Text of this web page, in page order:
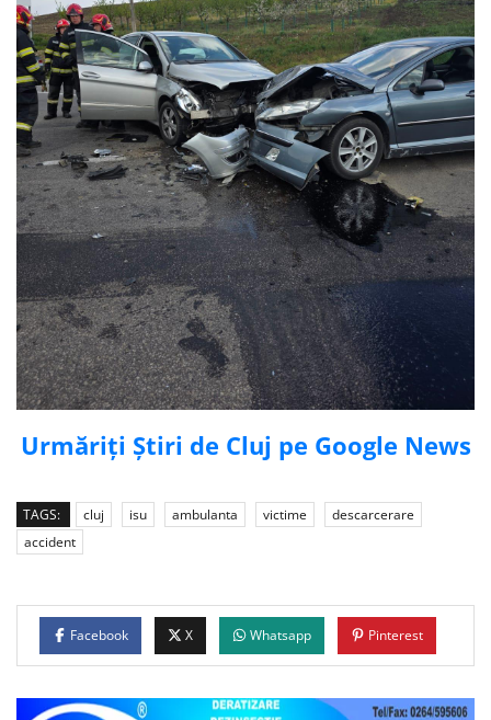
Urmăriți Știri de Cluj pe Google News
TAGS: cluj isu ambulanta victime
descarcerare
accident
Facebook X Whatsapp Pinterest